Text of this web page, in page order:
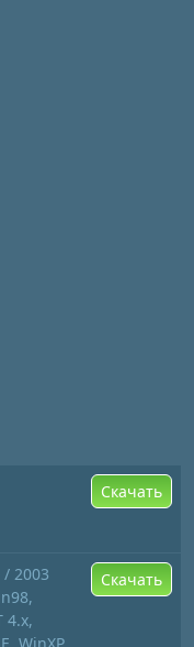
Скачать
2003
4.x,
Скачать